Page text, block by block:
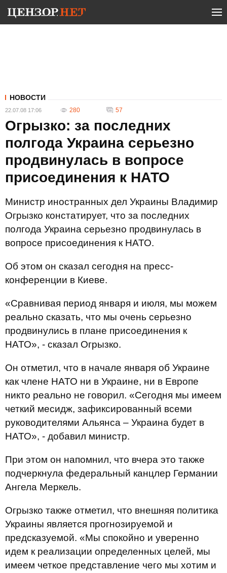
НОВОСТИ
22.07.08 17:06 280 57
Огрызко: за последних
полгода Украина серьезно
продвинулась в вопросе
присоединения к НАТО
Министр иностранных дел Украины Владимир
Огрызко констатирует, что за последних
полгода Украина серьезно продвинулась в
вопросе присоединения к НАТО.
Об этом он сказал сегодня на пресс-
конференции в Киеве.
«Сравнивая период января и июля, мы можем
реально сказать, что мы очень серьезно
продвинулись в плане присоединения к
НАТО», - сказал Огрызко.
Он отметил, что в начале января об Украине
как члене НАТО ни в Украине, ни в Европе
никто реально не говорил. «Сегодня мы имеем
четкий месидж, зафиксированный всеми
руководителями Альянса – Украина будет в
НАТО», - добавил министр.
При этом он напомнил, что вчера это также
подчеркнула федеральный канцлер Германии
Ангела Меркель.
Огрызко также отметил, что внешняя политика
Украины является прогнозируемой и
предсказуемой. «Мы спокойно и уверенно
идем к реализации определенных целей, мы
имеем четкое представление чего мы хотим и